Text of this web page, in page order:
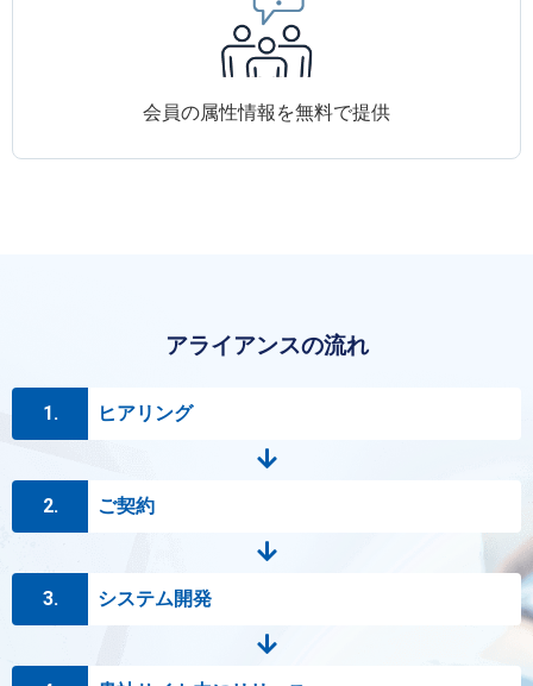
会員の属性情報を無料で提供
アライアンスの流れ
1. ヒアリング
2. ご契約
3. システム開発